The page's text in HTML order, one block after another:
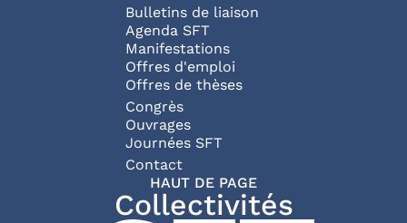
Bulletins de liaison
Agenda SFT
Manifestations
Offres d'emploi
Offres de thèses
Congrès
Ouvrages
Journées SFT
Pied de page
Contact
HAUT DE PAGE
Collectivités